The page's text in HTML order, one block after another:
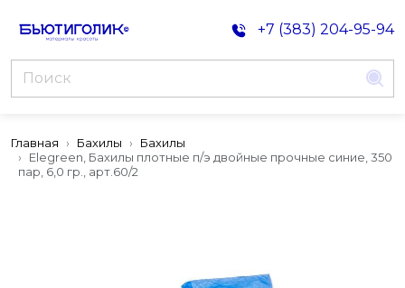
+7 (383) 204-95-94
Главная Бахилы
Бахилы
Elegreen, Бахилы плотные п/э двойные прочные синие, 350
пар, 6,0 гр., арт.60/2